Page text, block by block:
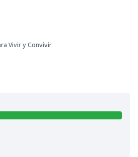
por: La Ciudad para Vivir y Convivir
Vivir y Convivir